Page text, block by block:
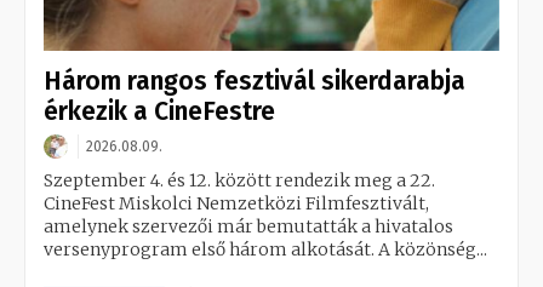
Három rangos fesztivál sikerdarabja
érkezik a CineFestre
2026.08.09.
Szeptember 4. és 12. között rendezik meg a 22.
CineFest Miskolci Nemzetközi Filmfesztivált,
amelynek szervezői már bemutatták a hivatalos
versenyprogram első három alkotását. A közönség...